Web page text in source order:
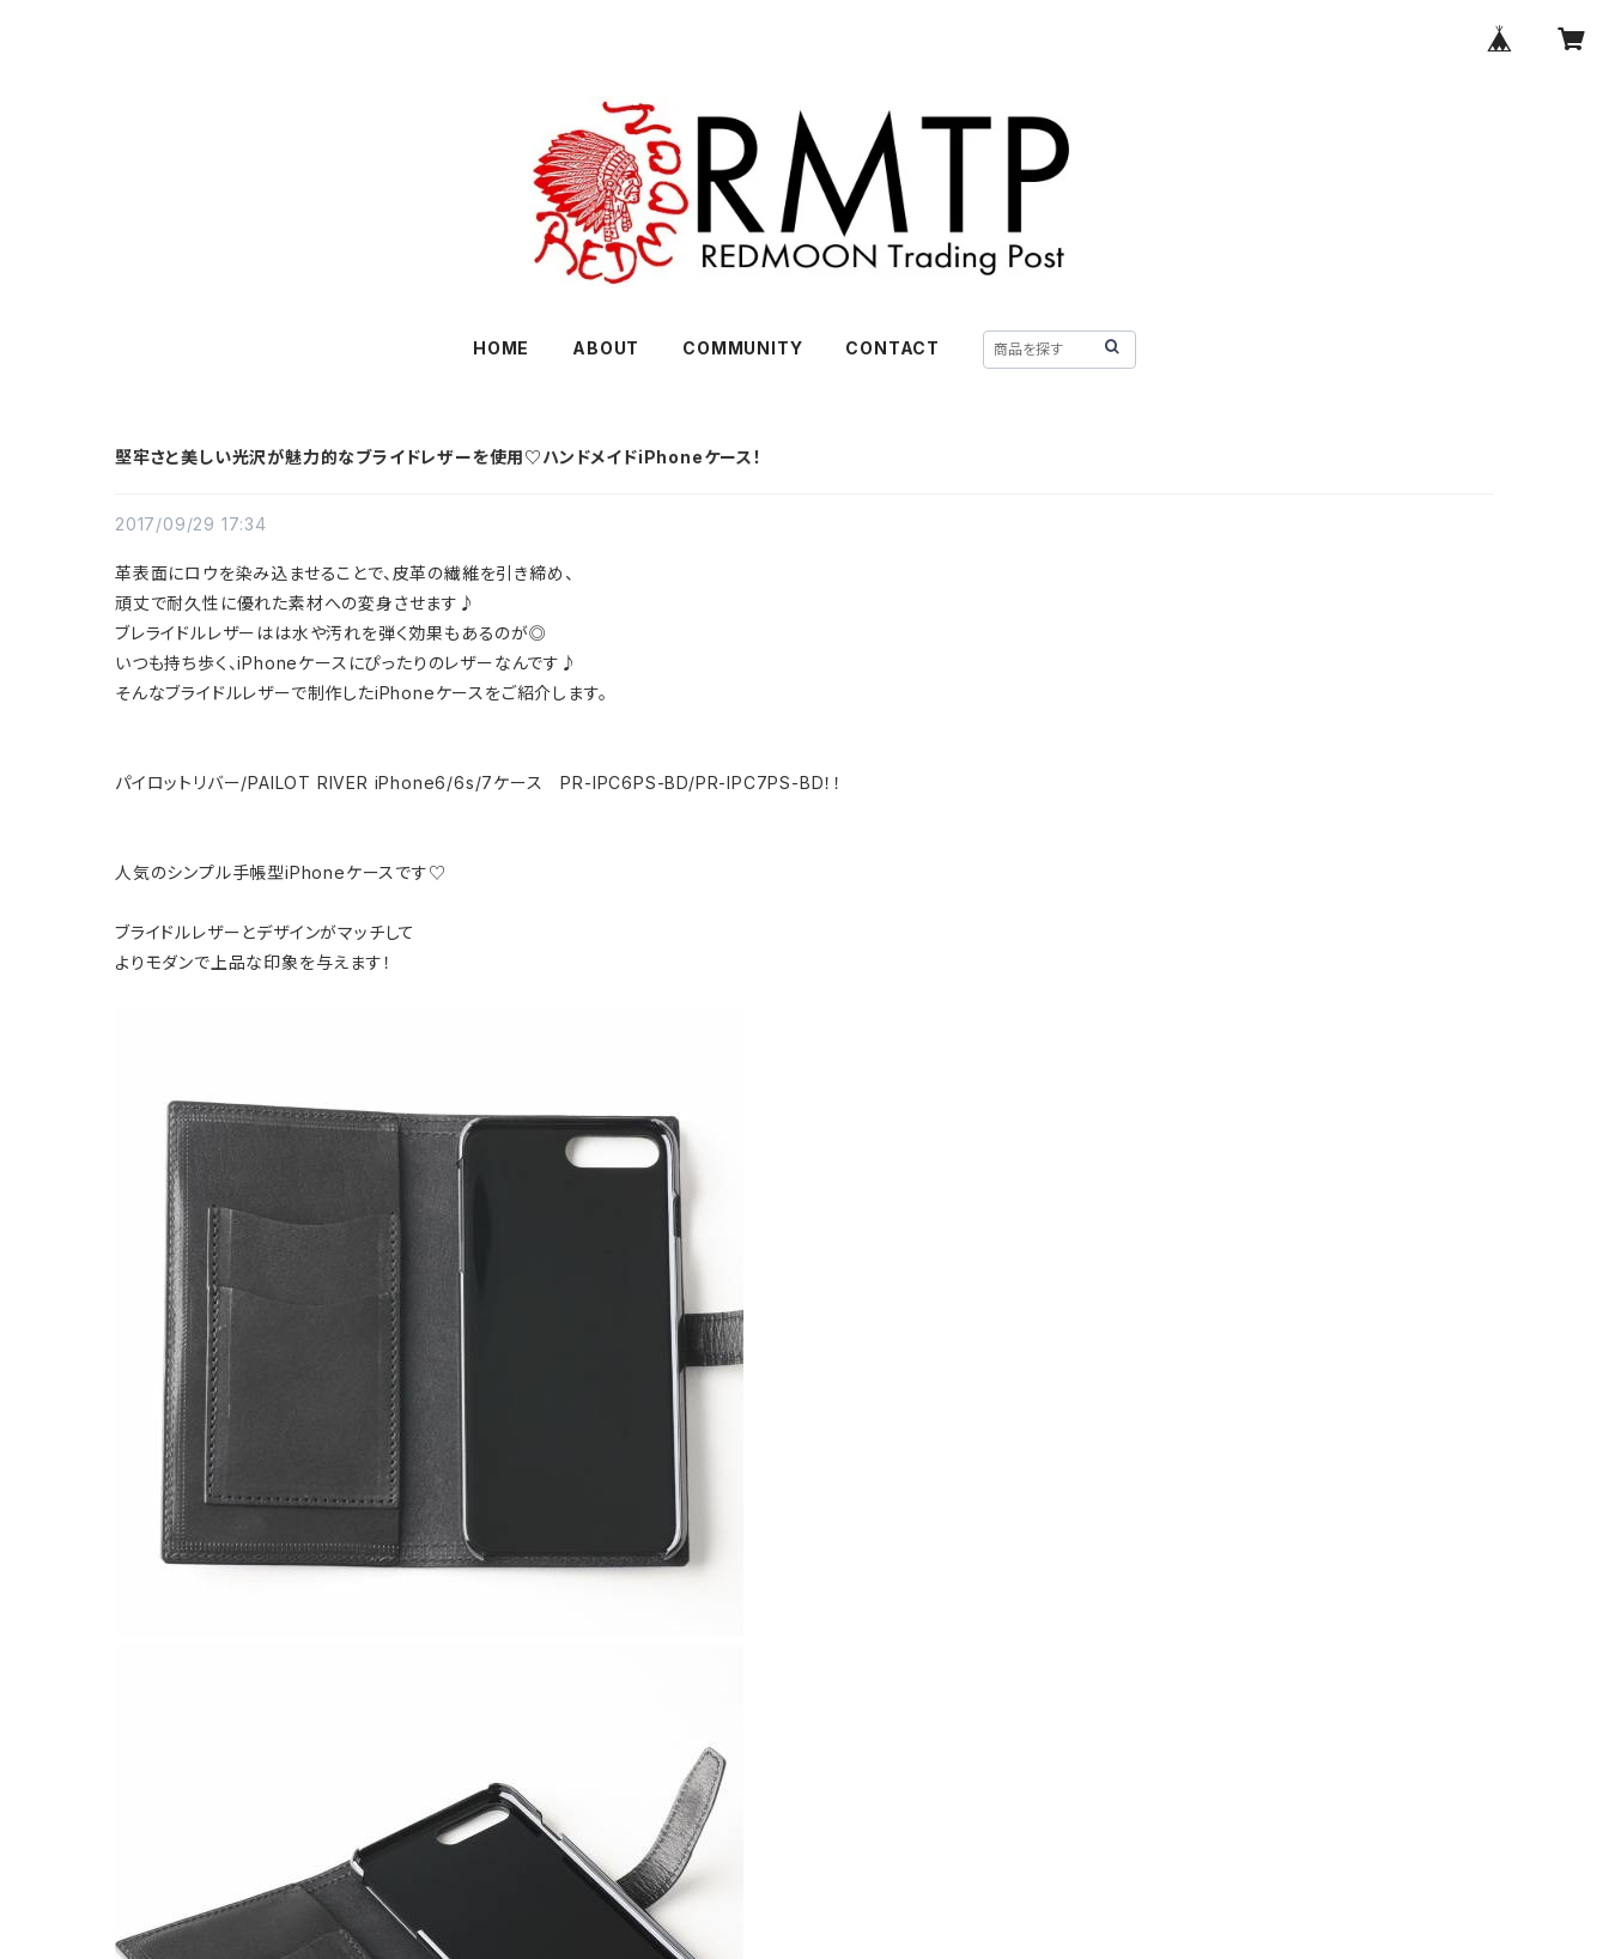
HOME ABOUT COMMUNITY CONTACT
堅牢さと美しい光沢が魅力的なブライドレザーを使用♡ハンドメイドiPhoneケース！
2017/09/29 17:34
革表面にロウを染み込ませることで、皮革の繊維を引き締め、
頑丈で耐久性に優れた素材への変身させます♪
ブレライドルレザーはは水や汚れを弾く効果もあるのが◎
いつも持ち歩く、iPhoneケースにぴったりのレザーなんです♪
そんなブライドルレザーで制作したiPhoneケースをご紹介します。
パイロットリバー/PAILOT RIVER iPhone6/6s/7ケース PR-IPC6PS-BD/PR-IPC7PS-BD！！
人気のシンプル手帳型iPhoneケースです♡
ブライドルレザーとデザインがマッチして
よりモダンで上品な印象を与えます！